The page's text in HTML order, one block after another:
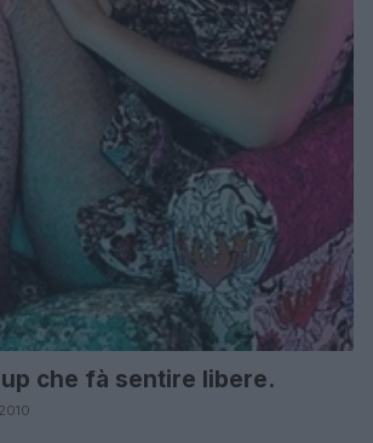
up che fà sentire libere.